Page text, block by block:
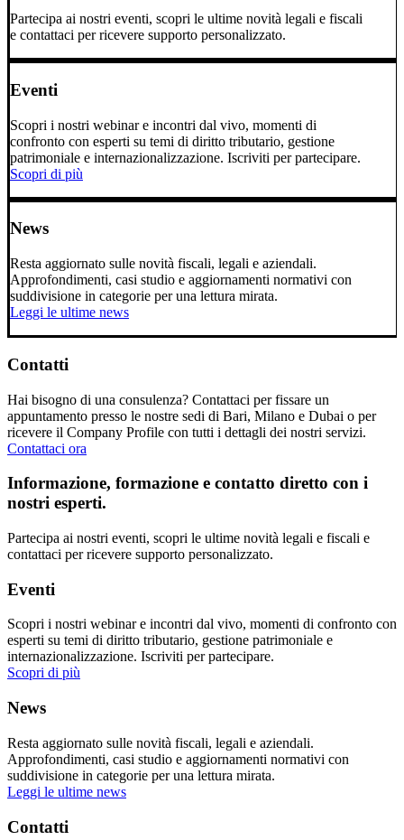
Partecipa ai nostri eventi, scopri le ultime novità legali e fiscali
e contattaci per ricevere supporto personalizzato.
Eventi
Scopri i nostri webinar e incontri dal vivo, momenti di
confronto con esperti su temi di diritto tributario, gestione
patrimoniale e internazionalizzazione. Iscriviti per partecipare.
Scopri di più
News
Resta aggiornato sulle novità fiscali, legali e aziendali.
Approfondimenti, casi studio e aggiornamenti normativi con
suddivisione in categorie per una lettura mirata.
Leggi le ultime news
Contatti
Hai bisogno di una consulenza? Contattaci per fissare un
appuntamento presso le nostre sedi di Bari, Milano e Dubai o per
ricevere il Company Profile con tutti i dettagli dei nostri servizi.
Contattaci ora
Informazione, formazione e contatto diretto con i
nostri esperti.
Partecipa ai nostri eventi, scopri le ultime novità legali e fiscali e
contattaci per ricevere supporto personalizzato.
Eventi
Scopri i nostri webinar e incontri dal vivo, momenti di confronto con
esperti su temi di diritto tributario, gestione patrimoniale e
internazionalizzazione. Iscriviti per partecipare.
Scopri di più
News
Resta aggiornato sulle novità fiscali, legali e aziendali.
Approfondimenti, casi studio e aggiornamenti normativi con
suddivisione in categorie per una lettura mirata.
Leggi le ultime news
Contatti